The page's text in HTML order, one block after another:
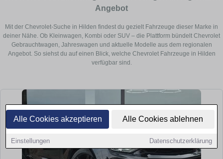
Alle Cookies akzeptieren Alle Cookies ablehnen
Einstellungen Datenschutzerklärung
Angebot
Mit der Chevrolet-Suche in Hilden findest du gezielt Fahrzeuge dieser Marke in
deiner Nähe. Ob Kleinwagen, Kombi oder SUV – die Plattform bündelt Chevrolet
Gebrauchtwagen, Jahreswagen und aktuelle Modelle aus dem regionalen
Angebot. So siehst du auf einen Blick, welche Chevrolet Fahrzeuge in Hilden
verfügbar sind.